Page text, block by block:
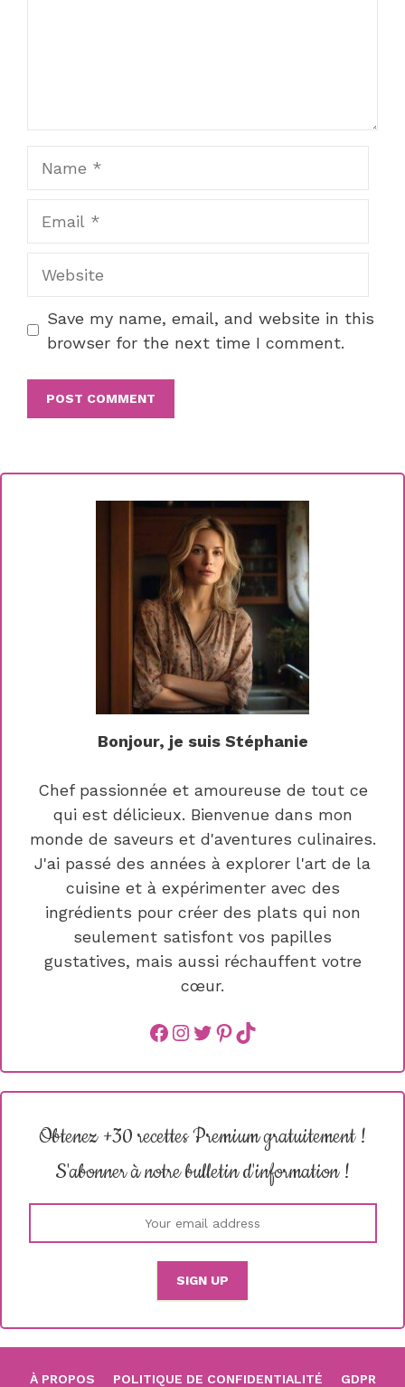
Save my name, email, and website in this
browser for the next time I comment.
Bonjour, je suis Stéphanie
Chef passionnée et amoureuse de tout ce
qui est délicieux. Bienvenue dans mon
monde de saveurs et d'aventures culinaires.
J'ai passé des années à explorer l'art de la
cuisine et à expérimenter avec des
ingrédients pour créer des plats qui non
seulement satisfont vos papilles
gustatives, mais aussi réchauffent votre
cœur.
Facebook
instagram
Twitter
Pinterest
TikTok
Obtenez +30 recettes Premium gratuitement !
S'abonner à notre bulletin d'information !
À PROPOS POLITIQUE DE CONFIDENTIALITÉ GDPR